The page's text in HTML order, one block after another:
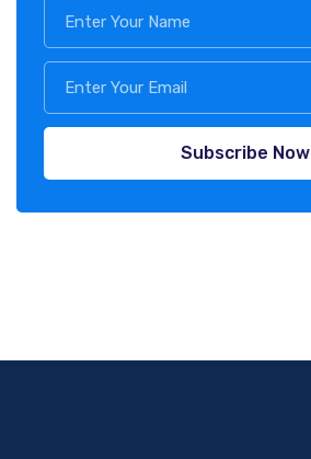
Subscribe Now